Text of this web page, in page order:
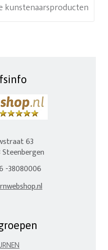
kunstenaarsproducten
63
Steenbergen
-38080006